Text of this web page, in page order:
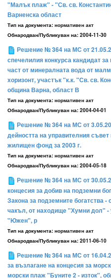
"Малък плаж" - "Св. св.
Варненска област
Тип на документа: нормативен акт
Обнародван/Публикуван на: 2004-11-30
Решение № 364 на МС от
спечелилия конкурса кандидат
част от минералната вода от
хоризонт, участък "к.к. "Св. св.
община Варна, област В
Тип на документа: нормативен акт
Обнародван/Публикуван на: 2004-04-01
Решение № 364 на МС от
дейността на управителния
жилищен фонд за 2003 г.
Тип на документа: нормативен акт
Обнародван/Публикуван на: 2004-05-18
Решение № 364 на МС от
концесия за добив на подземни
Закона за подземните богатства
чакъл, от находище "Хумни дол" -
"Южен", р
Тип на документа: нормативен акт
Обнародван/Публикуван на: 2011-06-10
Решение № 364 на МС от
за възлагане на концесия за
морски плаж "Буните 2 - изток",